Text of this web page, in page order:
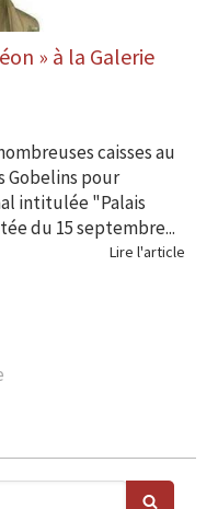
» à la Galerie
caisses au
Gobelins pour
intitulée "Palais
du 15 septembre...
Lire l'article